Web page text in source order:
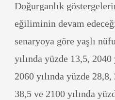
Doğurganlık
eğiliminin devam
senaryoya göre yaşlı
yılında yüzde 13,5, 2040
2060 yılında yüzde
38,5 ve 2100 yılında